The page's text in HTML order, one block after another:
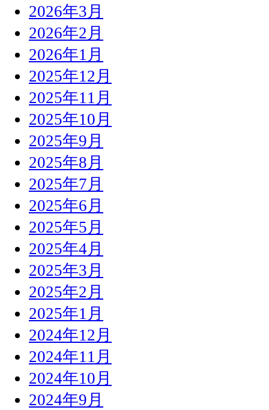
2026年3月
2026年2月
2026年1月
2025年12月
2025年11月
2025年10月
2025年9月
2025年8月
2025年7月
2025年6月
2025年5月
2025年4月
2025年3月
2025年2月
2025年1月
2024年12月
2024年11月
2024年10月
2024年9月